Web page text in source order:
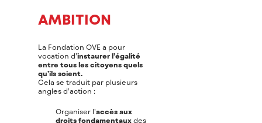
AMBITION
La Fondation OVE a pour
vocation d’instaurer l’égalité
entre tous les citoyens quels
qu’ils soient.
Cela se traduit par plusieurs
angles d’action :
Organiser l’accès aux
droits fondamentaux des